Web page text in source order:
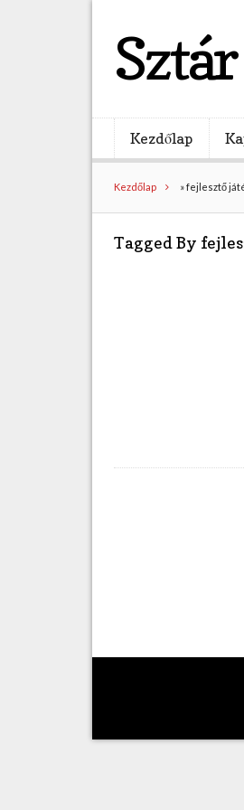
Kezdőlap
Kezdőlap »fejlesztő
Tagged By